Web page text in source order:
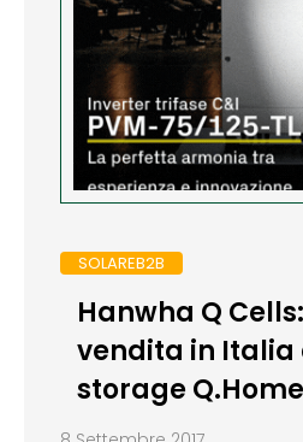
SOLAREB2B
Hanwha Q
vendita in Italia
storage Q.Home